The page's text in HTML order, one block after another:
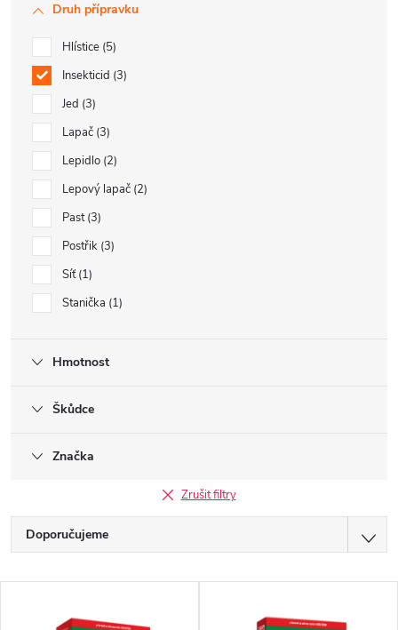
Druh přípravku
Hlístice 5
Insekticid 3
Jed 3
Lapač 3
Lepidlo 2
Lepový lapač 2
Past 3
Postřik 3
Síť 1
Stanička 1
Hmotnost
Škůdce
Značka
Zrušit filtry
Ř
a
Doporučujeme